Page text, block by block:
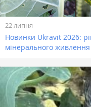
22 липня
Новинки Ukravit 2026:
мінерального живлення